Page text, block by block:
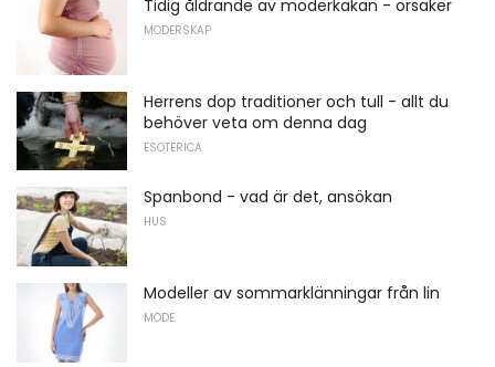
Tidig åldrande av moderkakan - orsaker
MODERSKAP
Herrens dop traditioner och tull - allt du
behöver veta om denna dag
ESOTERICA
Spanbond - vad är det, ansökan
HUS
Modeller av sommarklänningar från lin
MODE